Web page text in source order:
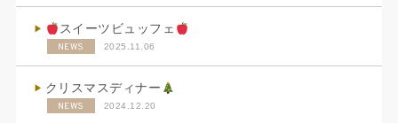
スイーツビュッフェ
NEWS 2025.11.06
クリスマスディナー
NEWS 2024.12.20